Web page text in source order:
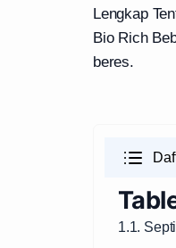
Lengkap
Bio Rich
beres.
1.1.